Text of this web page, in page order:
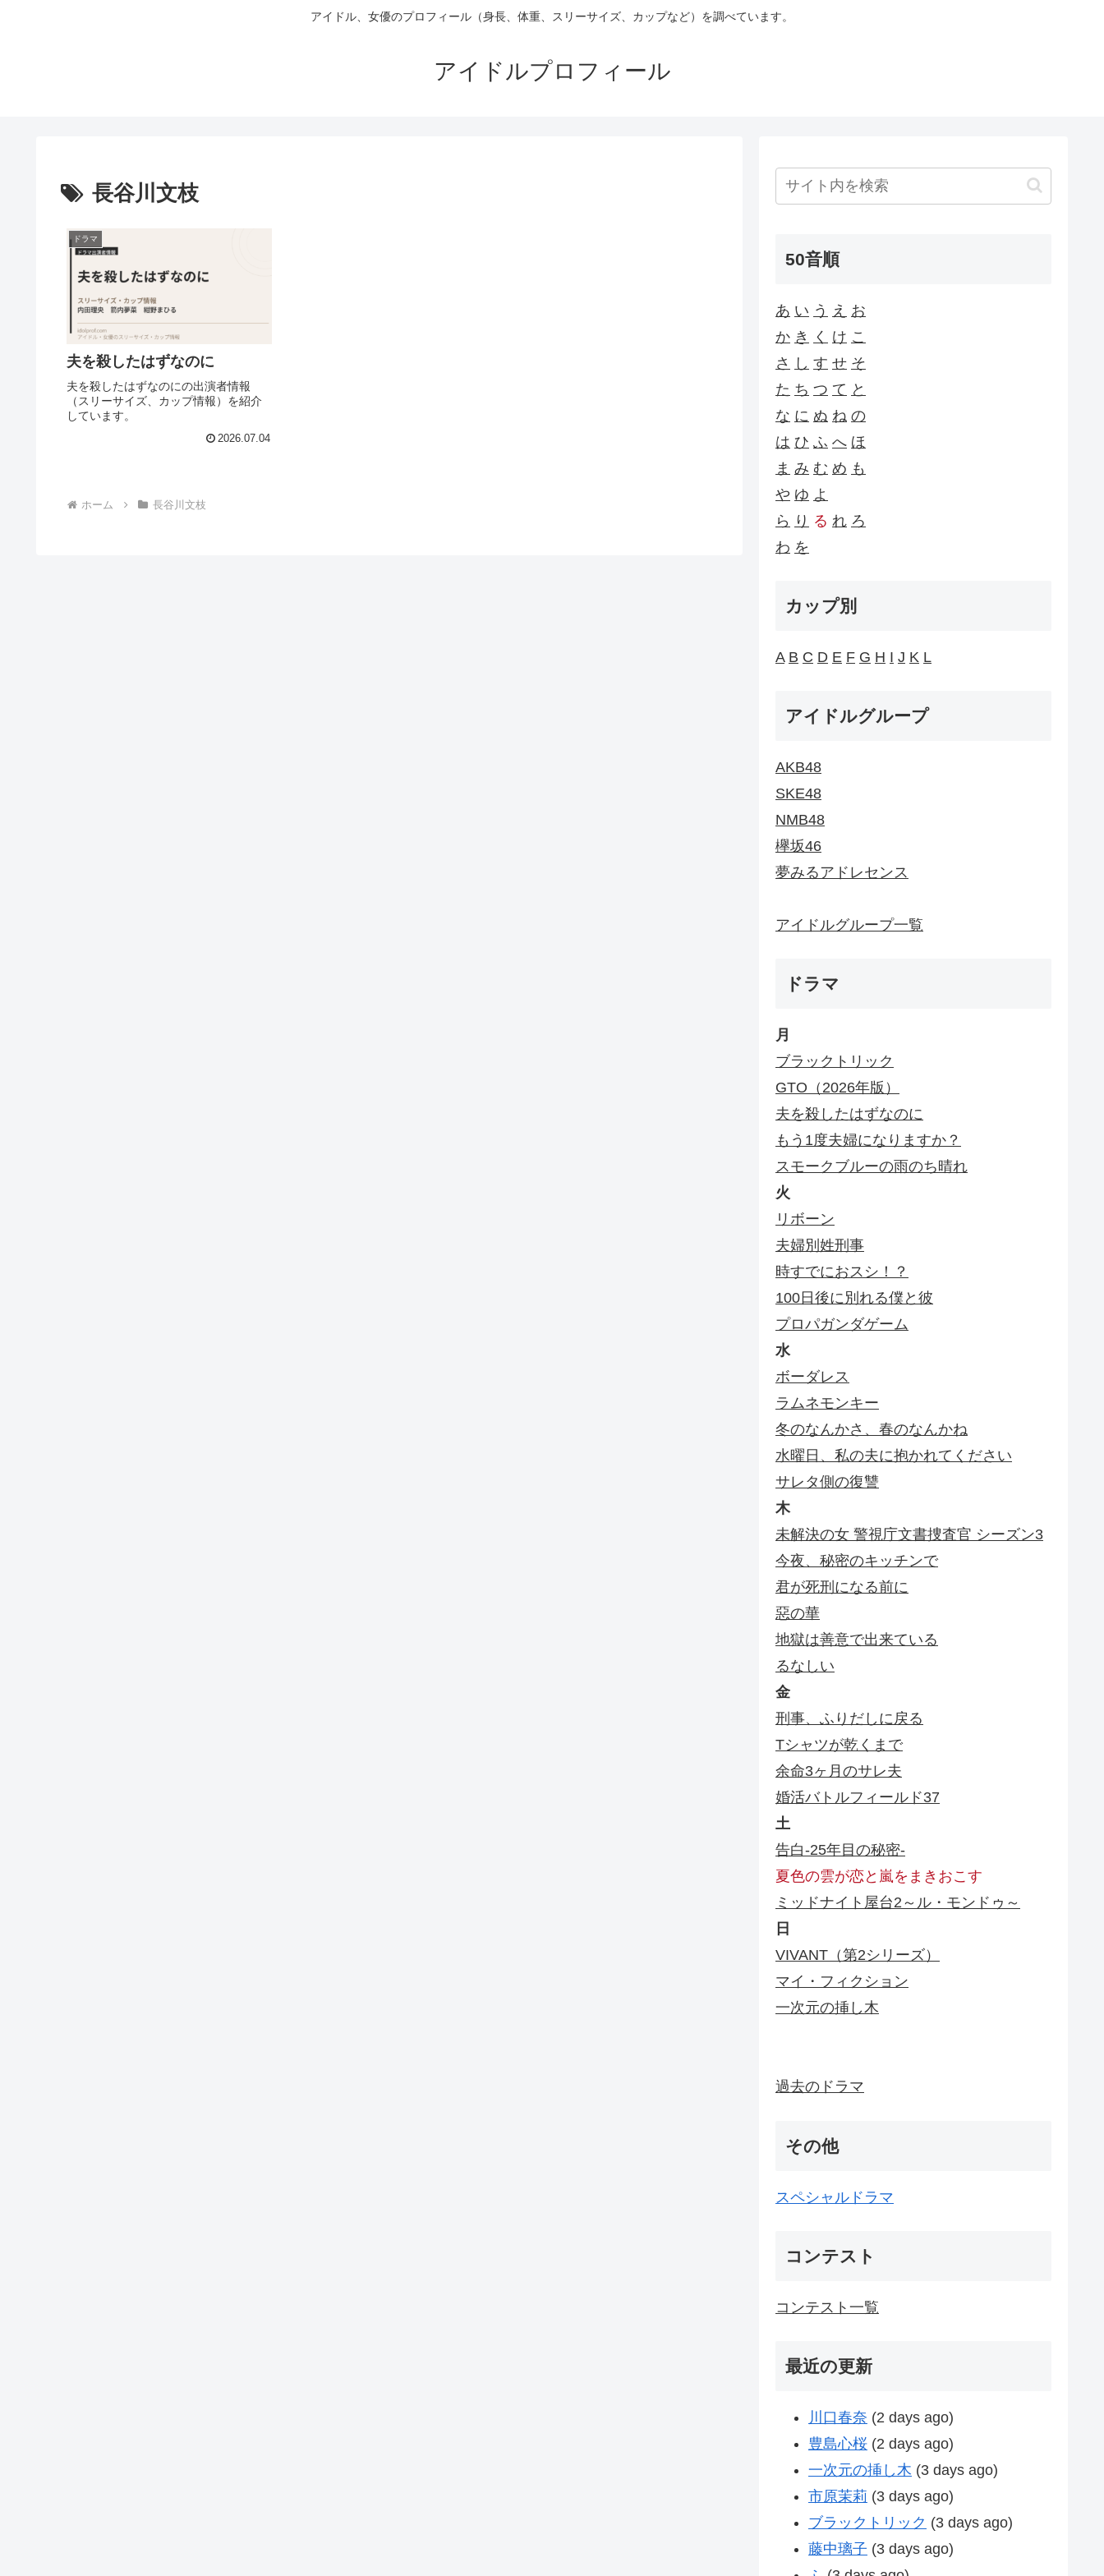
アイドル、女優のプロフィール（身長、体重、スリーサイズ、カップなど）を調べています。
アイドルプロフィール
長谷川文枝
ドラマ
夫を殺したはずなのに
夫を殺したはずなのにの出演者情報
（スリーサイズ、カップ情報）を紹介
しています。
2026.07.04
ホーム 長谷川文枝
50音順
あ い う え お
か き く け こ
さ
し す せ そ
た ち つ て と
な に ぬ ね の
は ひ ふ へ ほ
ま み む め も
や ゆ よ
ら り る れ ろ
わ を
カップ別
A B C D E F G H I J K L
アイドルグループ
AKB48
SKE48
NMB48
欅坂46
夢みるアドレセンス
アイドルグループ一覧
ドラマ
月
ブラックトリック
GTO（2026年版）
夫を殺したはずなのに
もう1度夫婦になりますか？
スモークブルーの雨のち晴れ
火
リボーン
夫婦別姓刑事
時すでにおスシ！？
100日後に別れる僕と彼
プロパガンダゲーム
水
ボーダレス
ラムネモンキー
冬のなんかさ、春のなんかね
水曜日、私の夫に抱かれてください
サレタ側の復讐
木
未解決の女 警視庁文書捜査官 シーズン3
今夜、秘密のキッチンで
君が死刑になる前に
惡の華
地獄は善意で出来ている
るなしい
金
刑事、ふりだしに戻る
Tシャツが乾くまで
余命3ヶ月のサレ夫
婚活バトルフィールド37
土
告白-25年目の秘密-
夏色の雲が恋と嵐をまきおこす
ミッドナイト屋台2～ル・モンドゥ～
日
VIVANT（第2シリーズ）
マイ・フィクション
一次元の挿し木
過去のドラマ
その他
スペシャルドラマ
コンテスト
コンテスト一覧
最近の更新
川口春奈 (2 days ago)
豊島心桜 (2 days ago)
一次元の挿し木 (3 days ago)
市原茉莉 (3 days ago)
ブラックトリック (3 days ago)
藤中璃子 (3 days ago)